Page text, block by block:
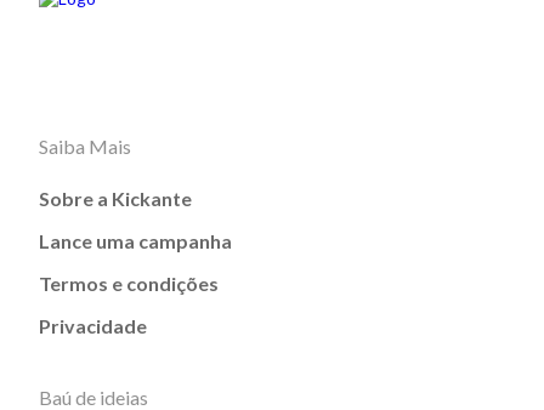
Saiba Mais
Sobre a Kickante
Lance uma campanha
Termos e condições
Privacidade
Baú de ideias